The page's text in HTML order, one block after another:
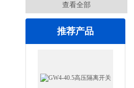
查看全部
推荐产品